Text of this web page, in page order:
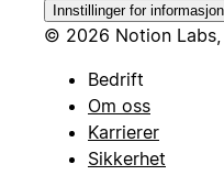
Innstillinger for
© 2026 Notion Labs,
Bedrift
Om oss
Karrierer
Sikkerhet